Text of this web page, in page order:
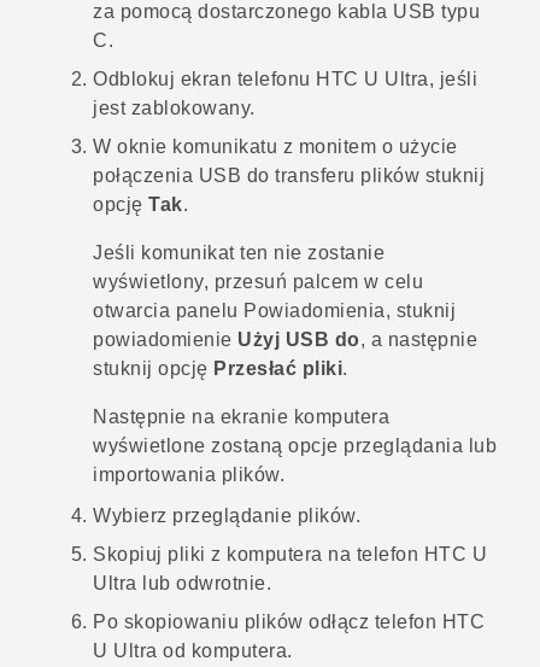
za pomocą dostarczonego kabla USB typu
C.
Odblokuj ekran telefonu HTC U Ultra, jeśli
jest zablokowany.
W oknie komunikatu z monitem o użycie
połączenia USB do transferu plików stuknij
opcję Tak.
Jeśli komunikat ten nie zostanie
wyświetlony, przesuń palcem w celu
otwarcia panelu Powiadomienia, stuknij
powiadomienie Użyj USB do, a następnie
stuknij opcję Przesłać pliki.
Następnie na ekranie komputera
wyświetlone zostaną opcje przeglądania lub
importowania plików.
Wybierz przeglądanie plików.
Skopiuj pliki z komputera na telefon HTC U
Ultra lub odwrotnie.
Po skopiowaniu plików odłącz telefon HTC
U Ultra od komputera.